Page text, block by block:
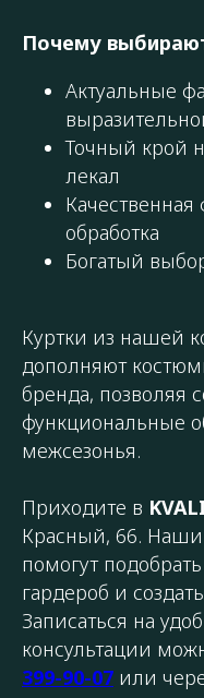
Почему
Актуальные
Точный крой
лекал
Качественная
обработка
Богатый
Куртки из нашей
дополняют
бренда, позволяя
функциональные
межсезонья.
Приходите в
Красный, 66. Наши
помогут
гардероб и
Записаться на
консультации
399-90-07 или